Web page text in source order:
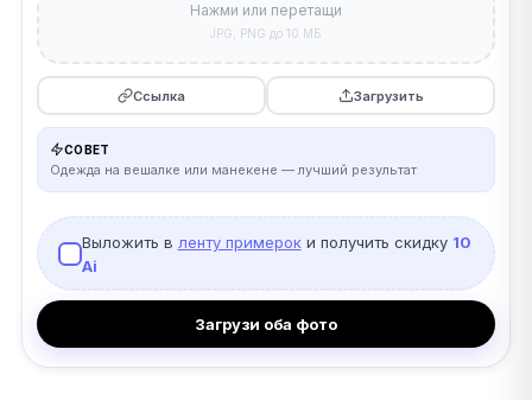
Нажми или перетащи
JPG, PNG до 10 МБ
Ссылка Загрузить
СОВЕТ
Одежда на вешалке или манекене — лучший результат
Выложить в ленту примероки получить скидку 10
Ai
Загрузи оба фото